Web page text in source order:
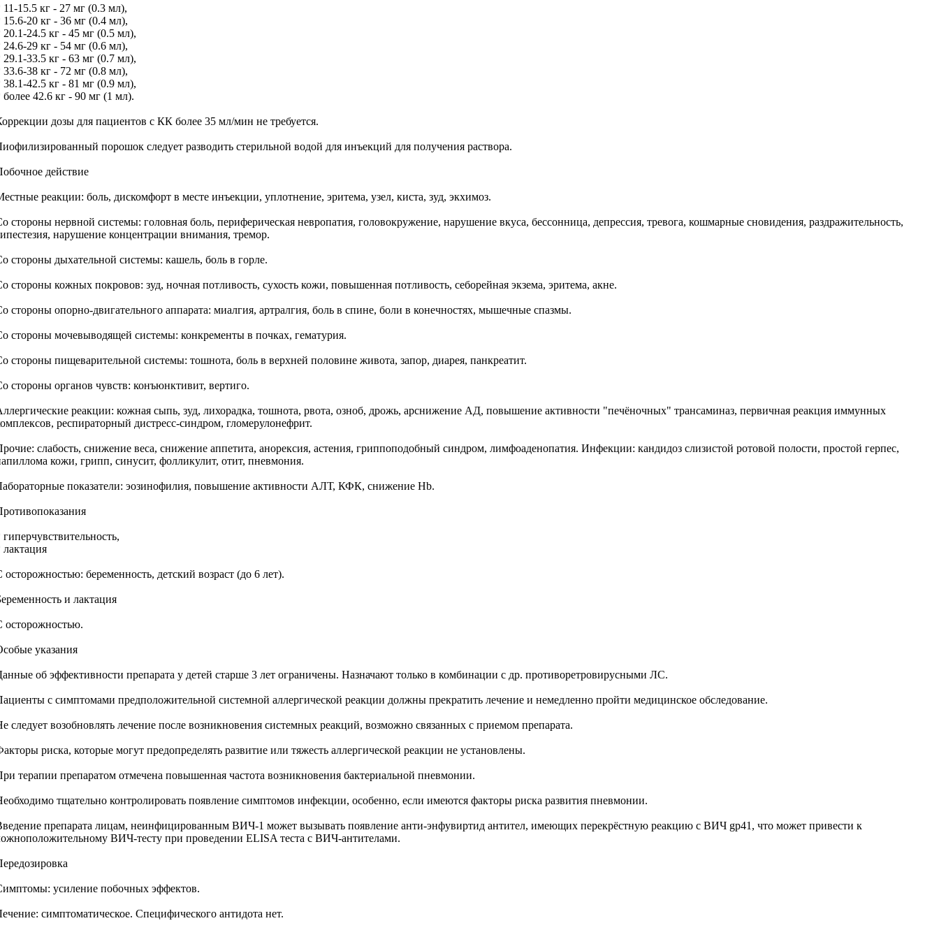
11-15.5 кг - 27 мг (0.3 мл),
15.6-20 кг - 36 мг (0.4 мл),
20.1-24.5 кг - 45 мг (0.5 мл),
24.6-29 кг - 54 мг (0.6 мл),
29.1-33.5 кг - 63 мг (0.7 мл),
33.6-38 кг - 72 мг (0.8 мл),
38.1-42.5 кг - 81 мг (0.9 мл),
более 42.6 кг - 90 мг (1 мл).
дозы для пациентов с КК более 35 мл/мин не требуется.
порошок следует разводить стерильной водой для инъекций для получения раствора.
действие
реакции: боль, дискомфорт в месте инъекции, уплотнение, эритема, узел, киста, зуд, экхимоз.
стороны нервной системы: головная боль, периферическая невропатия, головокружение, нарушение вкуса, бессонница, депрессия, тревога, кошмарные сновидения, раздражительность,
нарушение концентрации внимания, тремор.
стороны дыхательной системы: кашель, боль в горле.
стороны кожных покровов: зуд, ночная потливость, сухость кожи, повышенная потливость, себорейная экзема, эритема, акне.
стороны опорно-двигательного аппарата: миалгия, артралгия, боль в спине, боли в конечностях, мышечные спазмы.
стороны мочевыводящей системы: конкременты в почках, гематурия.
стороны пищеварительной системы: тошнота, боль в верхней половине живота, запор, диарея, панкреатит.
стороны органов чувств: конъюнктивит, вертиго.
реакции: кожная сыпь, зуд, лихорадка, тошнота, рвота, озноб, дрожь, арснижение АД, повышение активности "печёночных" трансаминаз, первичная реакция иммунных
респираторный дистресс-синдром, гломерулонефрит.
слабость, снижение веса, снижение аппетита, анорексия, астения, гриппоподобный синдром, лимфоаденопатия. Инфекции: кандидоз слизистой ротовой полости, простой герпес,
кожи, грипп, синусит, фолликулит, отит, пневмония.
показатели: эозинофилия, повышение активности АЛТ, КФК, снижение Нb.
лактация
осторожностью: беременность, детский возраст (до 6 лет).
и лактация
осторожностью.
указания
об эффективности препарата у детей старше 3 лет ограничены. Назначают только в комбинации с др. противоретровирусными ЛС.
с симптомами предположительной системной аллергической реакции должны прекратить лечение и немедленно пройти медицинское обследование.
следует возобновлять лечение после возникновения системных реакций, возможно связанных с приемом препарата.
риска, которые могут предопределять развитие или тяжесть аллергической реакции не установлены.
терапии препаратом отмечена повышенная частота возникновения бактериальной пневмонии.
тщательно контролировать появление симптомов инфекции, особенно, если имеются факторы риска развития пневмонии.
препарата лицам, неинфицированным ВИЧ-1 может вызывать появление анти-энфувиртид антител, имеющих перекрёстную реакцию с ВИЧ gp41, что может привести к
ВИЧ-тесту при проведении ELISA теста с ВИЧ-антителами.
усиление побочных эффектов.
симптоматическое. Специфического антидота нет.